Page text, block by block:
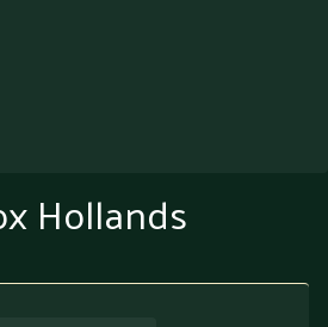
Hollands